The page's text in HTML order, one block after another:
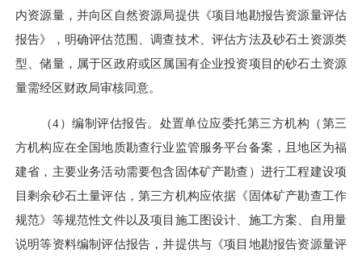
内资源量，并向区自然资源局提供《项目地勘报告资源量评估
报告》，明确评估范围、调查技术、评估方法及砂石土资源类
型、储量，属于区政府或区属国有企业投资项目的砂石土资源
量需经区财政局审核同意。
（4）编制评估报告。处置单位应委托第三方机构（第三
方机构应在全国地质勘查行业监管服务平台备案 ，且地区为福
建省，主要业务活动需要包含固体矿产勘查）进行工程建设项
目剩余砂石土量评估，第三方机构应依据《固体矿产勘查工作
规范》等规范性文件以及项目施工图设计、施工方案、自用量
说明等资料编制评估报告，并提供与《项目地勘报告资源量评